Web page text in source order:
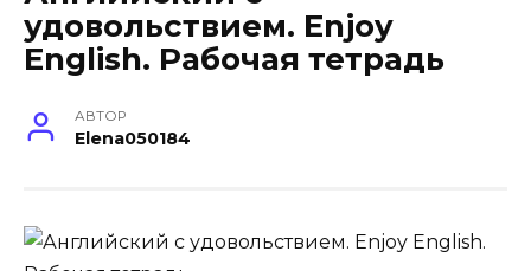
удовольствием. Enjoy
English. Рабочая тетрадь
АВТОР
Elena050184